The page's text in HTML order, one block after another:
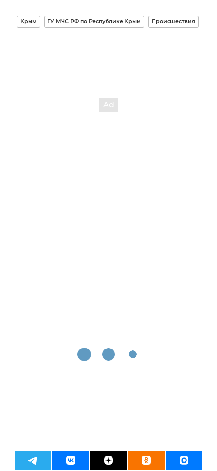
Крым ГУ МЧС РФ по Республике Крым Происшествия